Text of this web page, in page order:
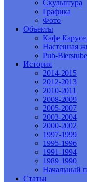
Скульптура
Графика
Фото
Объекты
Кафе
Настенная
Pub-Bierstube
История
2014-2015
2012-2013
2010-2011
2008-2009
2005-2007
2003-2004
2000-2002
1997-1999
1995-1996
1991-1994
1989-1990
Начальный
Статьи